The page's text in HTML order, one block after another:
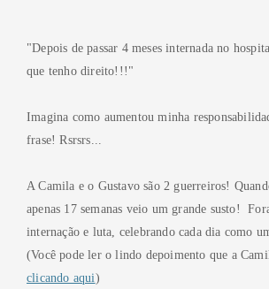
"Depois de passar 4 meses internada no
que tenho direito!!!"
Imagina como aumentou minha
frase! Rsrsrs...
A Camila e o Gustavo são 2 guerreiros!
apenas 17 semanas veio um grande susto!
internação e luta, celebrando cada dia como
(Você pode ler o lindo depoimento que a
clicando aqui)